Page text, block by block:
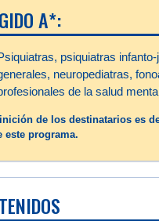
A*:
psiquiatras
neuropediatras,
de la salud
de los destinatarios es
este programa.